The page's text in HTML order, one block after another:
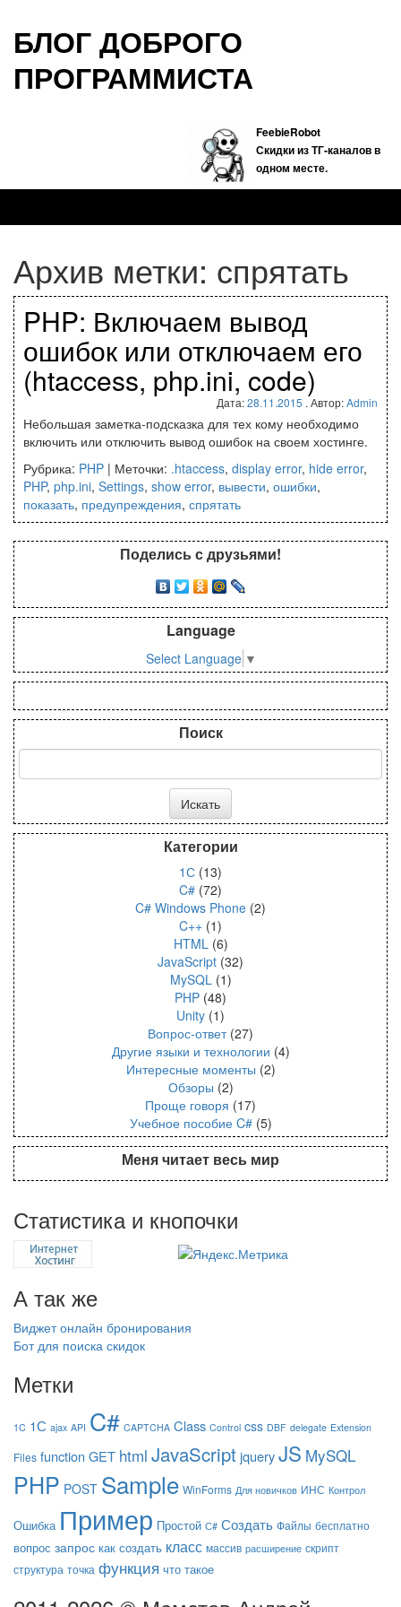
БЛОГ ДОБРОГО
ПРОГРАММИСТА
FeebieRobot
Скидки из ТГ-каналов в
одном месте.
Архив метки: спрятать
PHP: Включаем вывод
ошибок или отключаем его
(htaccess, php.ini, code)
Дата:28.11.2015 . Автор:Admin
Небольшая заметка-подсказка для тех кому необходимо
включить или отключить вывод ошибок на своем хостинге.
Рубрика: PHP | Меточки: .htaccess, display error, hide error,
PHP, php.ini, Settings, show error, вывести, ошибки,
показать, предупреждения, спрятать
Поделись с друзьями!
Language
Select Language ▼
Поиск
Категории
1С (13)
C# (72)
C# Windows Phone (2)
C++ (1)
HTML (6)
JavaScript (32)
MySQL (1)
PHP (48)
Unity (1)
Вопрос-ответ(27)
Другие языки и технологии (4)
Интересные моменты (2)
Обзоры (2)
Проще говоря (17)
Учебное пособие C#(5)
Меня читает весь мир
Статистика и кнопочки
А так же
Виджет онлайн бронирования
Бот для поиска скидок
Метки
1C 1С ajax API C# CAPTCHA Class Control css DBF delegate Extension
Files function GET html JavaScriptjqueryJS MySQL
PHP POST Sample WinForms Для новичков ИНС Контрол
Ошибка Пример Простой С# Создать Файлы бесплатно
вопрос запрос как создать класс массив расширение скрипт
структура точка функция что такое